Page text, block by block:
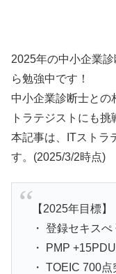
2025年の中小企業
ら勉強中です！
中小企業診断士との
トラテジストにも挑
本記事は、ITストラ
す。(2025/3/2時点)
【2025年目標】
・ 登録セキス
・ PMP
・ TOEIC 700